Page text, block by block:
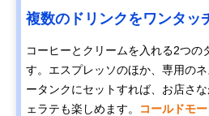
複数のドリンクをワンタッ
コーヒーとクリームを入れる2つの
す。エスプレッソのほか、専用の
ータンクにセットすれば、お店さ
ェラテも楽しめます。
コールドモ